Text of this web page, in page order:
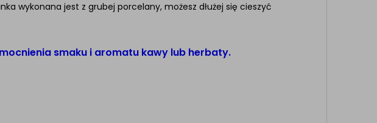
wykonana jest z grubej porcelany, możesz dłużej się cieszyć
smaku i aromatu kawy lub herbaty.